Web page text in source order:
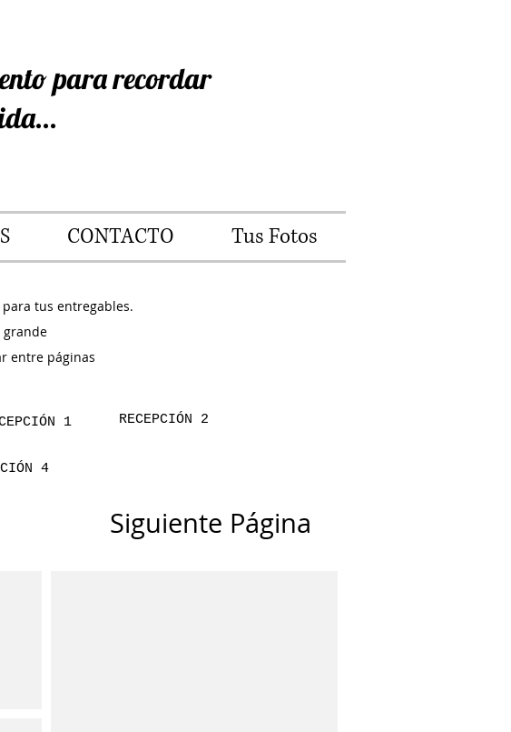
para recordar
CONTACTO Tus Fotos
tus entregables.
grande
entre páginas
1
4
RECEPCIÓN 2
Siguiente Página